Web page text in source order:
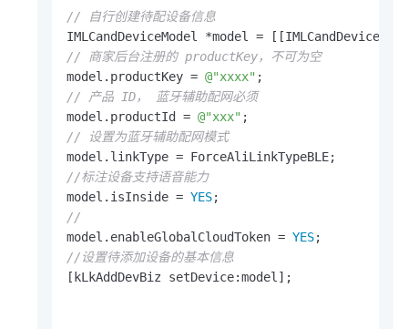
// 自行创建待配设备信息
// 商家后台注册的 productKey，不可为空
model.productKey = @"xxxx"
// 产品 ID， 蓝牙辅助配网必须
model.productId = @"xxx"
// 设置为蓝牙辅助配网模式
//标注设备支持语音能力
model.isInside = YES
//
model.enableGlobalCloudToken = YES
//设置待添加设备的基本信息
[kLkAddDevBiz setDevice:model];